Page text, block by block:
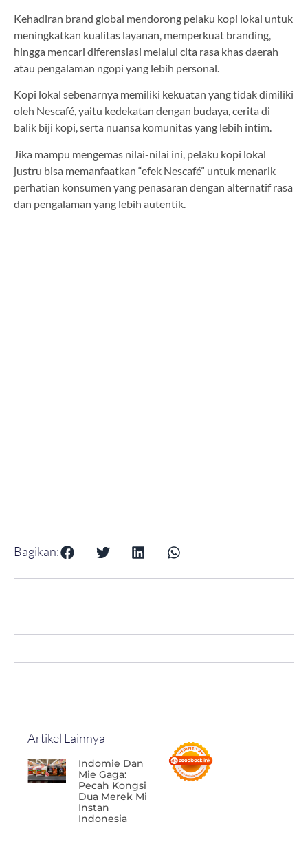
Kehadiran brand global mendorong pelaku kopi lokal untuk
meningkatkan kualitas layanan, memperkuat branding,
hingga mencari diferensiasi melalui cita rasa khas daerah
atau pengalaman ngopi yang lebih personal.
Kopi lokal sebenarnya memiliki kekuatan yang tidak dimiliki
oleh Nescafé, yaitu kedekatan dengan budaya, cerita di
balik biji kopi, serta nuansa komunitas yang lebih intim.
Jika mampu mengemas nilai-nilai ini, pelaku kopi lokal
justru bisa memanfaatkan “efek Nescafé” untuk menarik
perhatian konsumen yang penasaran dengan alternatif rasa
dan pengalaman yang lebih autentik.
Bagikan:
Artikel Lainnya
Indomie Dan
Mie Gaga:
Pecah Kongsi
Dua Merek Mi
Instan
Indonesia